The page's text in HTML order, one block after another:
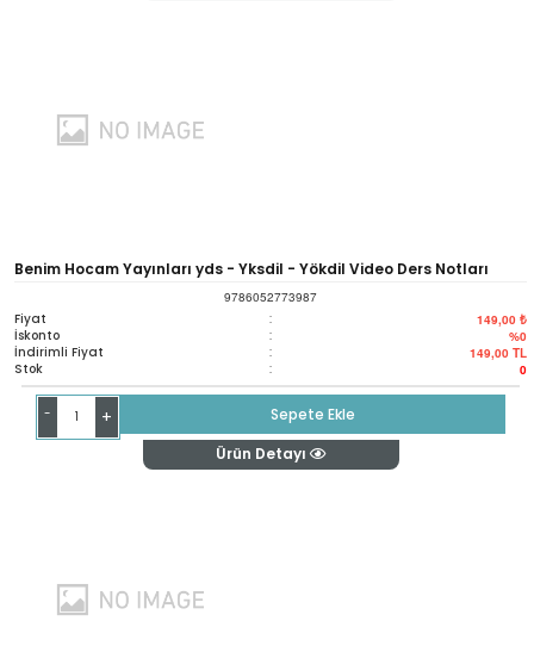
Benim Hocam Yayınları yds - Yksdil - Yökdil Video Ders Notları
9786052773987
Fiyat : 149,00 ₺
İskonto : %0
İndirimli Fiyat : 149,00 TL
Stok : 0
- +
Sepete Ekle
Ürün Detayı